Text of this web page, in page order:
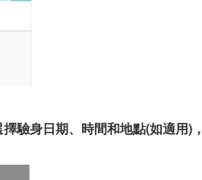
驗身日期、時間和地點(如適用)